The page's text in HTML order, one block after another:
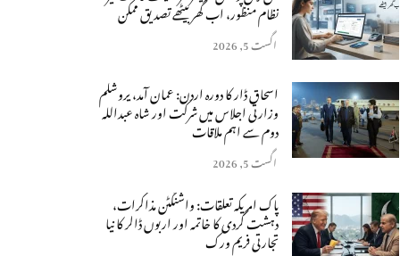
نظام منظور، اب گھر بیٹھے تصدیق ممکن
اگست 5, 2026
اسحاق ڈار کا دورہ اردن: عمان آمد، یروشلم
وزارتی اجلاس میں شرکت اور شاہ عبداللہ
دوم سے اہم ملاقات
اگست 5, 2026
پاک امریکہ تعلقات: واشنگٹن مذاکرات،
دہشت گردی کا خاتمہ اور اربوں ڈالر کا نیا
تجارتی فریم ورک